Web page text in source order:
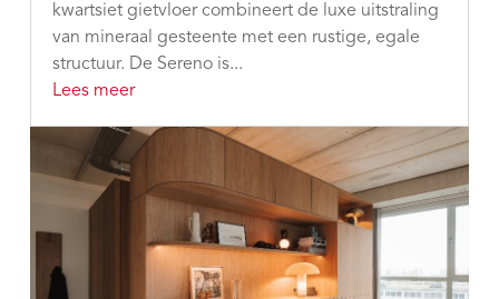
kwartsiet gietvloer combineert de luxe uitstraling
van mineraal gesteente met een rustige, egale
structuur. De Sereno is...
Lees meer